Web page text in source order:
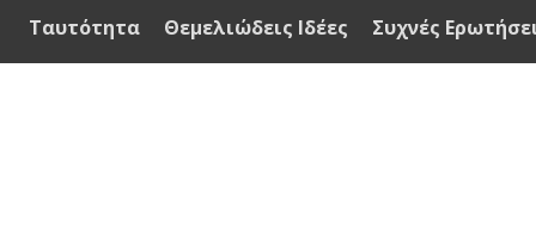
Ταυτότητα Θεμελιώδεις Ιδέες Συχνές